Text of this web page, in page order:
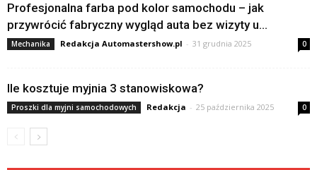
Profesjonalna farba pod kolor samochodu – jak
przywrócić fabryczny wygląd auta bez wizyty u...
Mechanika Redakcja Automastershow.pl - 31 grudnia 2025 0
Ile kosztuje myjnia 3 stanowiskowa?
Proszki dla myjni samochodowych Redakcja - 25 października 2025 0